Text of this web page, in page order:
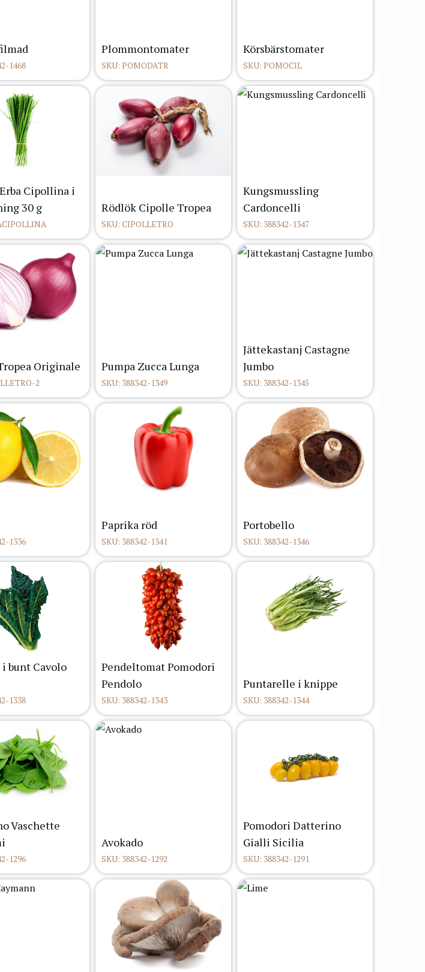
1468
Plommontomater
SKU: POMODATR
Körsbärstomater
SKU: POMOCIL
Cipollina i
30 g
Rödlök Cipolle Tropea
SKU: CIPOLLETRO
Kungsmussling
Cardoncelli
SKU: 388342-1347
Originale
2
Pumpa Zucca Lunga
SKU: 388342-1349
Jättekastanj Castagne
Jumbo
SKU: 388342-1345
1336
Paprika röd
SKU: 388342-1341
Portobello
SKU: 388342-1346
bunt Cavolo
1338
Pendeltomat Pomodori
Pendolo
SKU: 388342-1343
Puntarelle i knippe
SKU: 388342-1344
Vaschette
1296
Avokado
SKU: 388342-1292
Pomodori Datterino
Gialli Sicilia
SKU: 388342-1291